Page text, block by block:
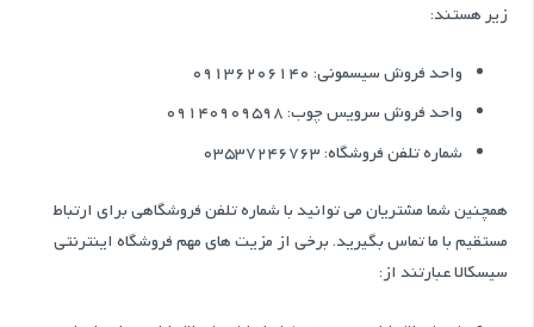
زیر هستند:
واحد فروش سیسمونی: 09136206140
واحد فروش سرویس چوب: 09140909598
شماره تلفن فروشگاه: 03537246763
همچنین شما مشتریان می توانید با شماره تلفن فروشگاهی برای ارتباط
مستقیم با ما تماس بگیرید. برخی از مزیت های مهم فروشگاه اینترنتی
سیسکالا عبارتند از: